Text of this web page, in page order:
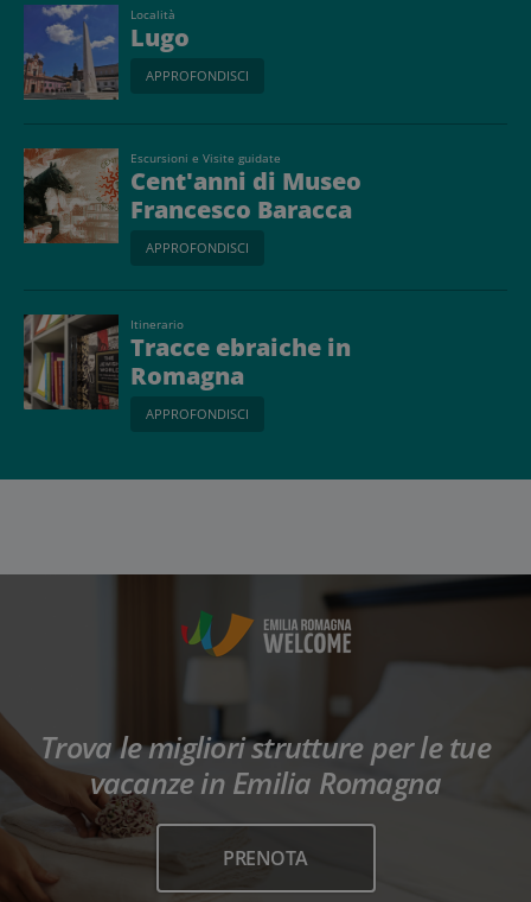
Località
Lugo
APPROFONDISCI
Escursioni e Visite guidate
Cent'anni di Museo
Francesco Baracca
APPROFONDISCI
Itinerario
Tracce ebraiche in
Romagna
APPROFONDISCI
Trova le migliori strutture per le tue
vacanze in Emilia Romagna
PRENOTA